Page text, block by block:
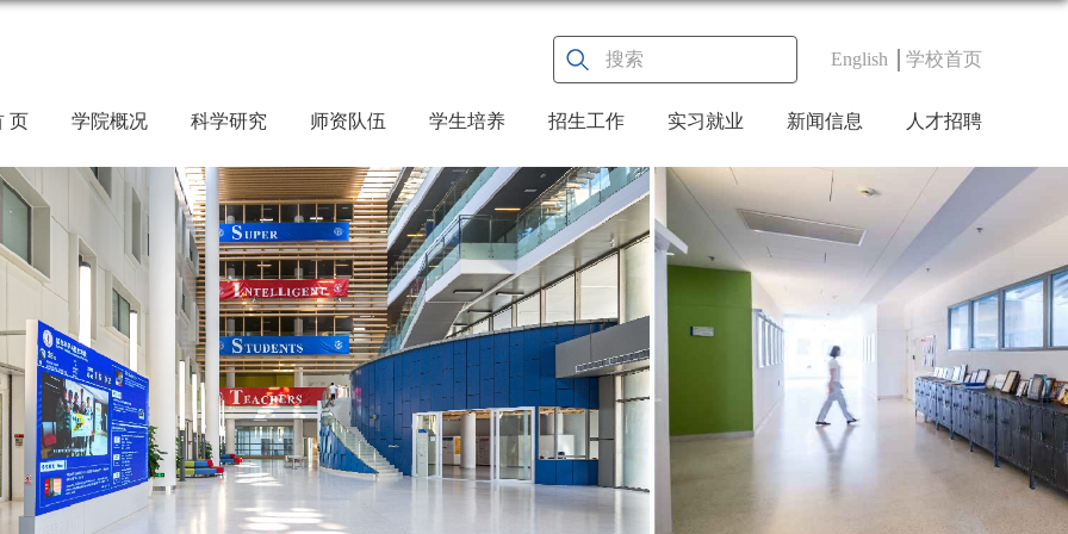
English 学校首页
页 学院概况 科学研究 师资队伍 学生培养 招生工作 实习就业 新闻信息 人才招聘